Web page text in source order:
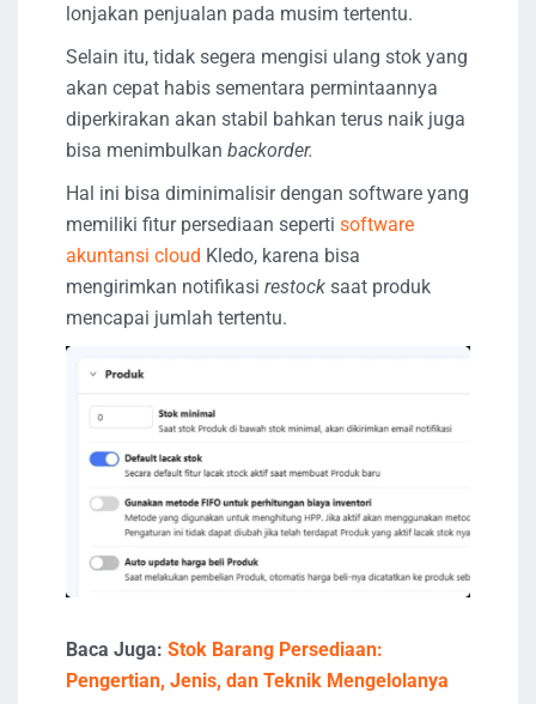
lonjakan penjualan pada musim tertentu.
Selain itu, tidak segera mengisi ulang stok yang
akan cepat habis sementara permintaannya
diperkirakan akan stabil bahkan terus naik juga
bisa menimbulkan backorder.
Hal ini bisa diminimalisir dengan software yang
memiliki fitur persediaan seperti software
akuntansi cloud Kledo, karena bisa
mengirimkan notifikasi restock saat produk
mencapai jumlah tertentu.
Baca Juga: Stok Barang Persediaan:
Pengertian, Jenis, dan Teknik Mengelolanya